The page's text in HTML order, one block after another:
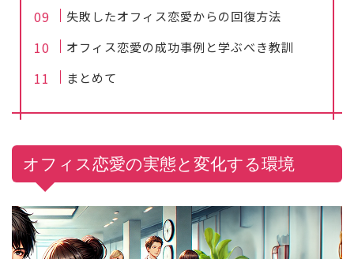
失敗したオフィス恋愛からの回復方法
オフィス恋愛の成功事例と学ぶべき教訓
まとめて
オフィス恋愛の実態と変化する環境